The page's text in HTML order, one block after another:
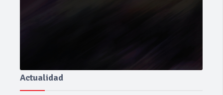
Actualidad